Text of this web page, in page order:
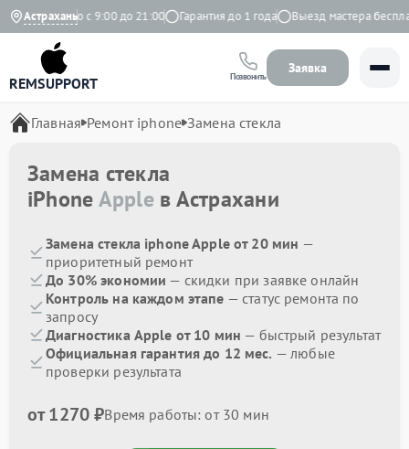
Астрахань
Ежедневно с 9:00 до 21:00 Гарантия до 1 года Выезд мастера
REMSUPPORT Позвонить
Заявка
Главная Ремонт iphone Замена стекла
Замена стекла
iPhoneAppleв Астрахани
Замена стекла iphone Apple от 20 мин —
приоритетный ремонт
До 30% экономии — скидки при заявке онлайн
Контроль на каждом этапе — статус ремонта по
запросу
Диагностика Apple от 10 мин — быстрый результат
Официальная гарантия до 12 мес. — любые
проверки результата
от 1270 ₽Время работы: от 30 мин